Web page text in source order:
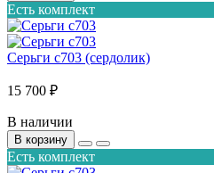
Есть комплект
Серьги с703 (сердолик)
15 700 ₽
В наличии
В корзину
Есть комплект